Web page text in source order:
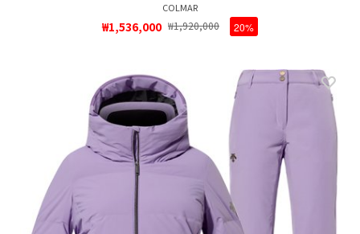
COLMAR
₩1,536,000 ₩1,920,000 20%